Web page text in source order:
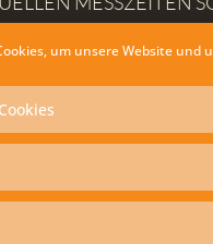
um unsere Website und